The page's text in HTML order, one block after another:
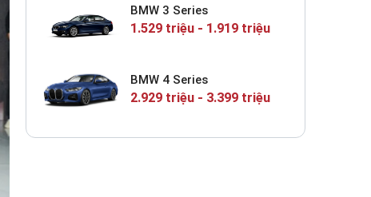
BMW 3 Series
1.529 triệu - 1.919 triệu
BMW 4 Series
2.929 triệu - 3.399 triệu